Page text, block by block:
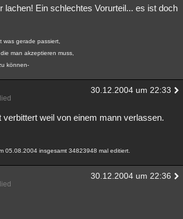
lachen! Ein schlechtes Vorurteil... es ist doch
was gerade passiert,
man akzeptieren muss,
können-
30.12.2004 um 22:33
verbittert weil von einem mann verlassen.
05.08.2004 insgesamt 34823948 mal editiert.
30.12.2004 um 22:36